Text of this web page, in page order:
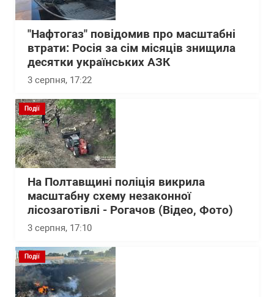
"Нафтогаз" повідомив про масштабні
втрати: Росія за сім місяців знищила
десятки українських АЗК
3 серпня, 17:22
Події
На Полтавщині поліція викрила
масштабну схему незаконної
лісозаготівлі - Рогачов (Відео, Фото)
3 серпня, 17:10
Події